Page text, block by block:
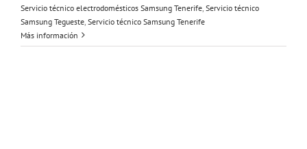
Servicio técnico electrodomésticos Samsung Tenerife Servicio técnico
Samsung Tegueste Servicio técnico Samsung Tenerife
Más información